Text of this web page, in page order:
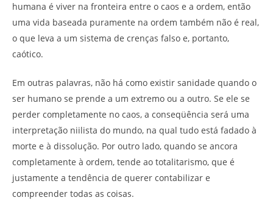
humana é viver na fronteira entre o caos e a ordem, então
uma vida baseada puramente na ordem também não é real,
o que leva a um sistema de crenças falso e, portanto,
caótico.
Em outras palavras, não há como existir sanidade quando o
ser humano se prende a um extremo ou a outro. Se ele se
perder completamente no caos, a conseqüência será uma
interpretação niilista do mundo, na qual tudo está fadado à
morte e à dissolução. Por outro lado, quando se ancora
completamente à ordem, tende ao totalitarismo, que é
justamente a tendência de querer contabilizar e
compreender todas as coisas.